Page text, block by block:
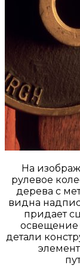
На
рулевое
дерева с
видна
придает
освещение
детали